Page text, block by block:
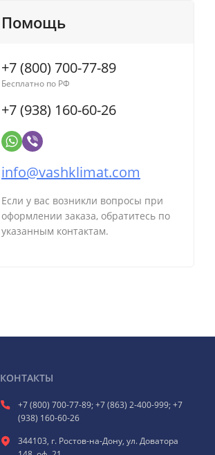
Помощь
+7 (800) 700-77-89
Бесплатно по РФ
+7 (938) 160-60-26
info@vashklimat.com
Если у вас возникли вопросы при
оформлении заказа, обратитесь по
указанным контактам.
КОНТАКТЫ
+7 (800) 700-77-89; +7 (863) 2-400-999; +7
(938) 160-60-26
344103, г. Ростов-на-Дону, ул. Доватора